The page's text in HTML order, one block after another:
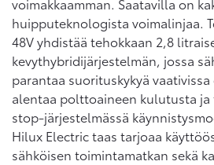
huipputeknologista voimalinjaa.
48V yhdistää tehokkaan 2,8
kevythybridijärjestelmän, jossa
parantaa suorituskykyä
alentaa polttoaineen kulutusta
stop-järjestelmässä
Hilux Electric taas tarjoaa
sähköisen toimintamatkan sekä